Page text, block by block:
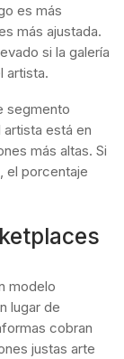
es más
más ajustada.
si la galería
artista.
segmento
está en
más altas. Si
el porcentaje
modelo
lugar de
cobran
justas arte